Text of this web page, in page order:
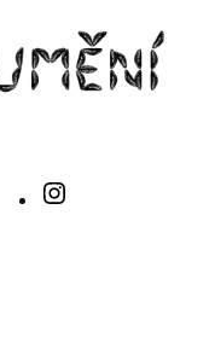
Facebook